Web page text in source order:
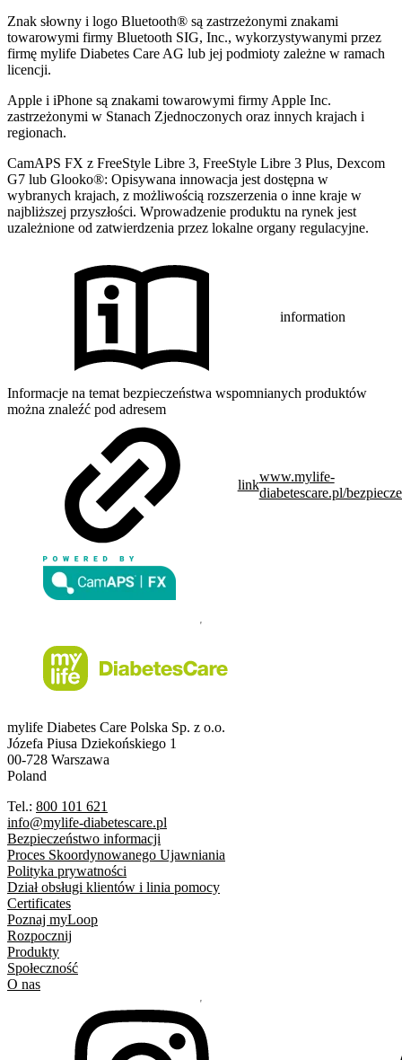
Znak słowny i logo Bluetooth® są zastrzeżonymi znakami
towarowymi firmy Bluetooth SIG, Inc., wykorzystywanymi przez
firmę mylife Diabetes Care AG lub jej podmioty zależne w ramach
licencji.
Apple i iPhone są znakami towarowymi firmy Apple Inc.
zastrzeżonymi w Stanach Zjednoczonych oraz innych krajach i
regionach.
CamAPS FX z FreeStyle Libre 3, FreeStyle Libre 3 Plus, Dexcom
G7 lub Glooko®: Opisywana innowacja jest dostępna w
wybranych krajach, z możliwością rozszerzenia o inne kraje w
najbliższej przyszłości. Wprowadzenie produktu na rynek jest
uzależnione od zatwierdzenia przez lokalne organy regulacyjne.
information
Informacje na temat bezpieczeństwa wspomnianych produktów
można znaleźć pod adresem
link
www.mylife-
diabetescare.pl/
mylife Diabetes Care Polska Sp. z o.o.
Józefa Piusa Dziekońskiego 1
00-728 Warszawa
Poland
Tel.: 800 101 621
info@mylife-diabetescare.pl
Bezpieczeństwo informacji
Proces Skoordynowanego Ujawniania
Polityka prywatności
Dział obsługi klientów i linia pomocy
Certificates
Poznaj myLoop
Rozpocznij
Produkty
Społeczność
O nas